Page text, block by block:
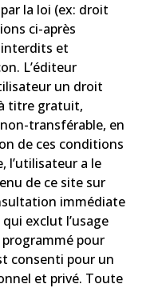
la loi (ex: droit
ci-après
et
L’éditeur
un droit
à titre gratuit,
transférable, en
de ces conditions
l’utilisateur a le
de ce site sur
immédiate
exclut l’usage
pour
consenti pour un
et privé. Toute